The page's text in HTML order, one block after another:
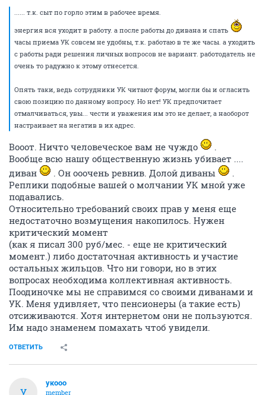
...... т.к. сыт по горло этим в рабочее время.
энергия вся уходит в работу. а после работы до дивана и спать
часы приема УК совсем не удобны, т.к. работаю в те же часы. а уходить
с работы ради решения личных вопросов не вариант. работодатель не
очень то радужно к этому отнесется.
Опять таки, ведь сотрудники УК читают форум, могли бы и огласить
свою позицию по данному вопросу. Но нет! УК предпочитает
отмалчиваться, увы... чести и уважения им это не делает, а наоборот
настраивает на негатив в их адрес.
Вооот. Ничто человеческое вам не чуждо
.
Вообще всю нашу общественную жизнь убивает ....
диван
. Он ооочень ревнив. Долой диваны
.
Реплики подобные вашей о молчании УК мной уже
подавались.
Относительно требований своих прав у меня еще
недостаточно возмущения накопилось. Нужен
критический момент
(как я писал 300 руб/мес. - еще не критический
момент.) либо достаточная активность и участие
остальных жильцов. Что ни говори, но в этих
вопросах необходима коллективная активность.
Поодиночке мы не справимся со своими диванами и
УК. Меня удивляет, что пенсионеры (а такие есть)
отсиживаются. Хотя интернетом они не пользуются.
Им надо знаменем помахать чтоб увидели.
ОТВЕТИТЬ
У
укооо
member